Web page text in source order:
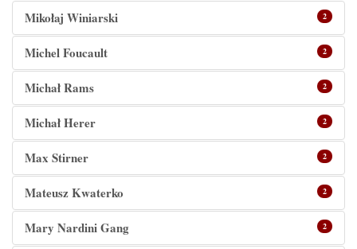
Mikołaj Winiarski 2
Michel Foucault 2
Michał Rams 2
Michał Herer 2
Max Stirner 2
Mateusz Kwaterko 2
Mary Nardini Gang 2